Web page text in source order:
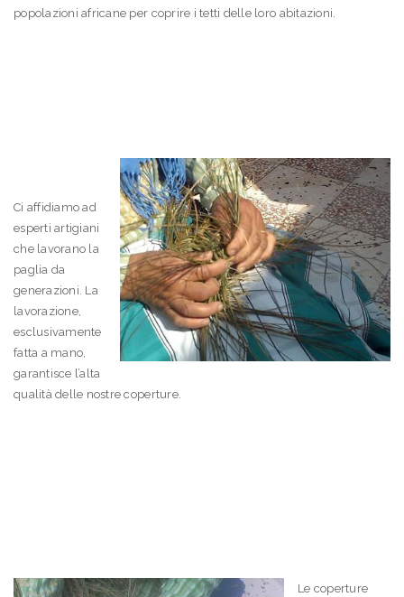
popolazioni africane per coprire i tetti delle loro abitazioni.
Ci affidiamo ad
esperti artigiani
che lavorano la
paglia da
generazioni. La
lavorazione,
esclusivamente
fatta a mano,
garantisce l’alta
qualità delle nostre coperture.
Le coperture